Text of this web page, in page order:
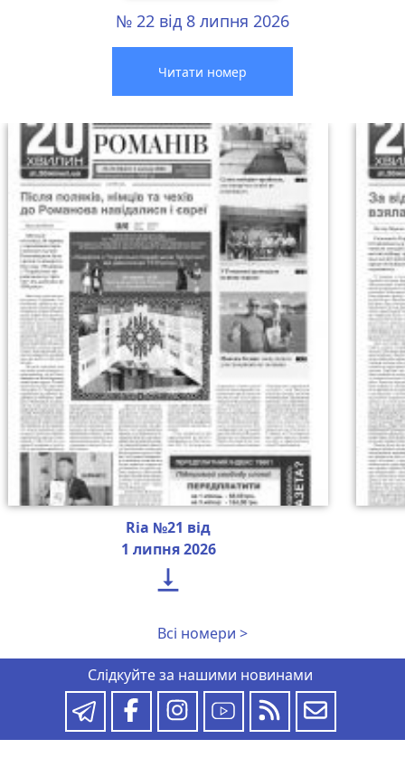
№ 22 від 8 липня 2026
Читати номер
Ria №21 від
1 липня 2026

Всі номери >
Слідкуйте за нашими новинами